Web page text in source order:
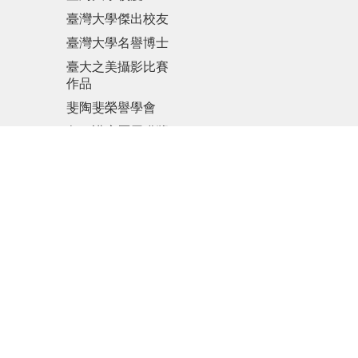
臺灣大學傑出校友
臺灣大學名譽博士
臺大之美攝影比賽
作品
斐陶斐榮譽學會